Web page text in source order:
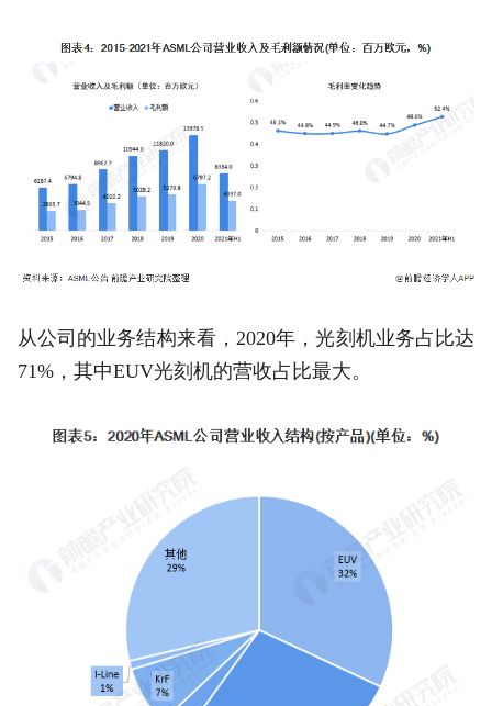
从公司的业务结构来看，2020年，光刻机业务占比达
71%，其中EUV光刻机的营收占比最大。